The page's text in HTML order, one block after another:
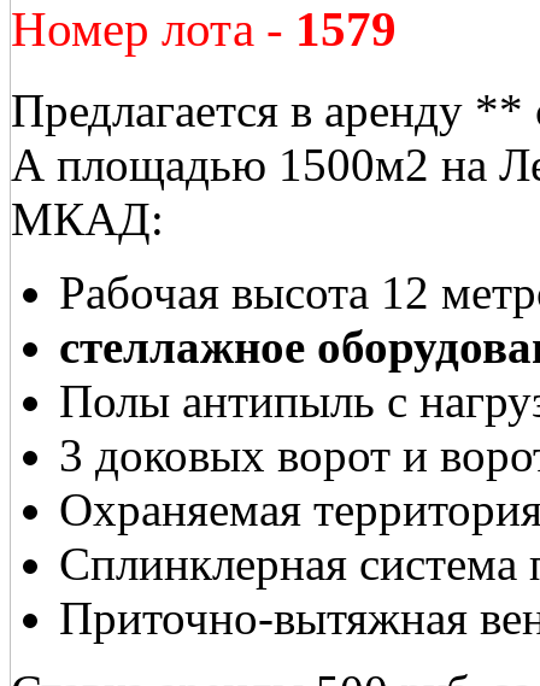
Номер лота - 1579
Предлагается в аренду **
А площадью 1500м2 на
МКАД:
Рабочая высота 12
стеллажное
Полы антипыль с
3 доковых ворот и
Охраняемая
Сплинклерная
Приточно-вытяжная